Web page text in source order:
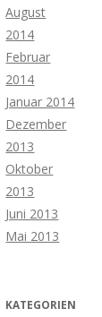
August
2014
Februar
2014
Januar 2014
Dezember
2013
Oktober
2013
Juni 2013
Mai 2013
KATEGORIEN